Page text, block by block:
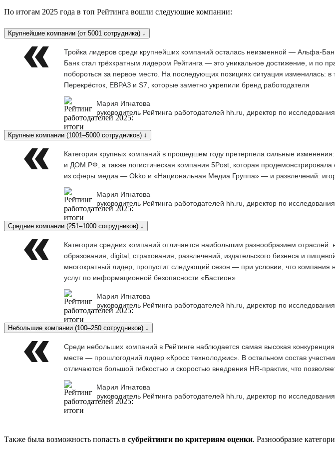
По итогам 2025 года в топ Рейтинга вошли следующие компании:
Крупнейшие компании (от 5001 сотрудника) ↓
Тройка лидеров среди крупнейших компаний осталась неизменной — Альфа-
Банк стал трёхкратным лидером Рейтинга — это уникальное достижение, и по
побороться за первое место. На последующих позициях ситуация
Перекрёсток, ЕВРАЗ и S7, которые заметно укрепили бренд работодателя
Мария Игнатова
руководитель Рейтинга работодателей hh.ru, директор по
Крупные компании (1001–5000 сотрудников) ↓
Категория крупных компаний в прошедшем году претерпела сильные
и ДОМ.РФ, а также логистическая компания 5Post, которая
из сферы медиа — Okko и «Национальная Медиа Группа» — и развлечений:
Мария Игнатова
руководитель Рейтинга работодателей hh.ru, директор по
Средние компании (251–1000 сотрудников) ↓
Категория средних компаний отличается наибольшим разнообразием
образования, digital, страхования, развлечений, издательского бизнеса и
многократный лидер, пропустит следующий сезон — при условии, что
услуг по информационной безопасности «Бастион»
Мария Игнатова
руководитель Рейтинга работодателей hh.ru, директор по
Небольшие компании (100–250 сотрудников) ↓
Среди небольших компаний в Рейтинге наблюдается самая высокая
месте — прошлогодний лидер «Кросс технолоджис». В остальном состав
отличаются большой гибкостью и скоростью внедрения HR-практик, что
Мария Игнатова
руководитель Рейтинга работодателей hh.ru, директор по
Также была возможность попасть в субрейтинги по критериям оценки. Разнообразие